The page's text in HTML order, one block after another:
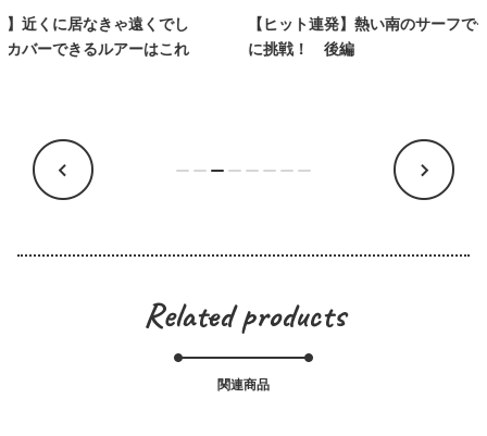
し
れ
【ヒット連発】熱い南のサーフでモンスター
に挑戦！ 後編
メタルエ
Related products
関連商品